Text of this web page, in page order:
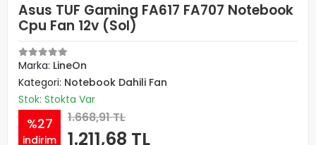
Asus TUF Gaming FA617 FA707 Notebook
Cpu Fan 12v (Sol)
Marka: LineOn
Kategori: Notebook Dahili Fan
Stok: Stokta Var
%27
indirim
1.668,91 TL
1.211,68 TL